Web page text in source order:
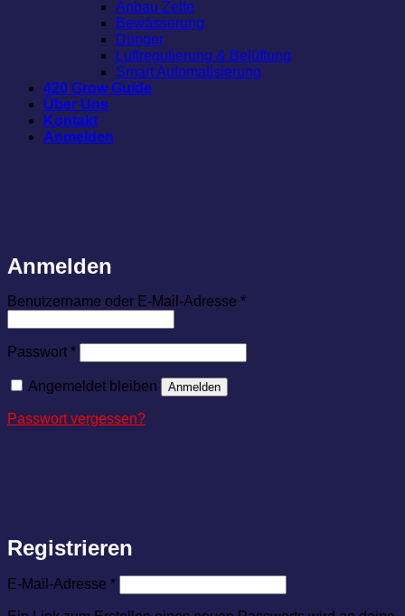
Anbau Zelte
Bewässerung
Dünger
Luftregulierung & Belüftung
Smart Automatisierung
420 Grow Guide
Über Uns
Kontakt
Anmelden
Anmelden
Benutzername oder E-Mail-Adresse *Erforderlich
Passwort *Erforderlich
Angemeldet bleiben Anmelden
Passwort vergessen?
Registrieren
E-Mail-Adresse *Erforderlich